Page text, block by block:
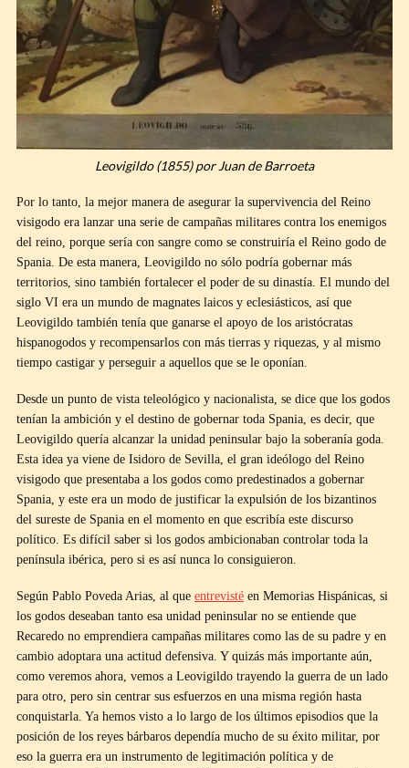
Leovigildo (1855) por Juan de Barroeta
Por lo tanto, la mejor manera de asegurar la supervivencia del Reino
visigodo era lanzar una serie de campañas militares contra los enemigos
del reino, porque sería con sangre como se construiría el Reino godo de
Spania. De esta manera, Leovigildo no sólo podría gobernar más
territorios, sino también fortalecer el poder de su dinastía. El mundo del
siglo VI era un mundo de magnates laicos y eclesiásticos, así que
Leovigildo también tenía que ganarse el apoyo de los aristócratas
hispanogodos y recompensarlos con más tierras y riquezas, y al mismo
tiempo castigar y perseguir a aquellos que se le oponían.
Desde un punto de vista teleológico y nacionalista, se dice que los godos
tenían la ambición y el destino de gobernar toda Spania, es decir, que
Leovigildo quería alcanzar la unidad peninsular bajo la soberanía goda.
Esta idea ya viene de Isidoro de Sevilla, el gran ideólogo del Reino
visigodo que presentaba a los godos como predestinados a gobernar
Spania, y este era un modo de justificar la expulsión de los bizantinos
del sureste de Spania en el momento en que escribía este discurso
político. Es difícil saber si los godos ambicionaban controlar toda la
península ibérica, pero si es así nunca lo consiguieron.
Según Pablo Poveda Arias, al que entrevisté en Memorias Hispánicas, si
los godos deseaban tanto esa unidad peninsular no se entiende que
Recaredo no emprendiera campañas militares como las de su padre y en
cambio adoptara una actitud defensiva. Y quizás más importante aún,
como veremos ahora, vemos a Leovigildo trayendo la guerra de un lado
para otro, pero sin centrar sus esfuerzos en una misma región hasta
conquistarla. Ya hemos visto a lo largo de los últimos episodios que la
posición de los reyes bárbaros dependía mucho de su éxito militar, por
eso la guerra era un instrumento de legitimación política y de